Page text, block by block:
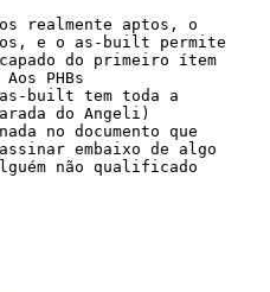
realmente aptos, o
e o as-built permite
do primeiro ítem
PHBs
built tem toda a
do Angeli)
no documento que
embaixo de algo
não qualificado